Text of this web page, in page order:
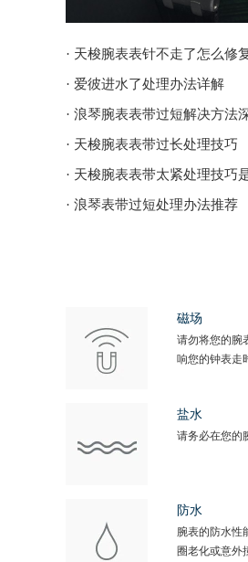
· 天梭腕表表针不走了怎么修
· 爱彼进水了处理办法详解
· 浪琴腕表表带过短解决方法
· 天梭腕表表带过长处理技巧
· 天梭腕表表带太紧处理技巧
· 浪琴表带过短处理办法推荐
磁场
请勿将您的腕
响您的钟表走
盐水
请务必在您的
防水
腕表的防水性
圈老化或意外